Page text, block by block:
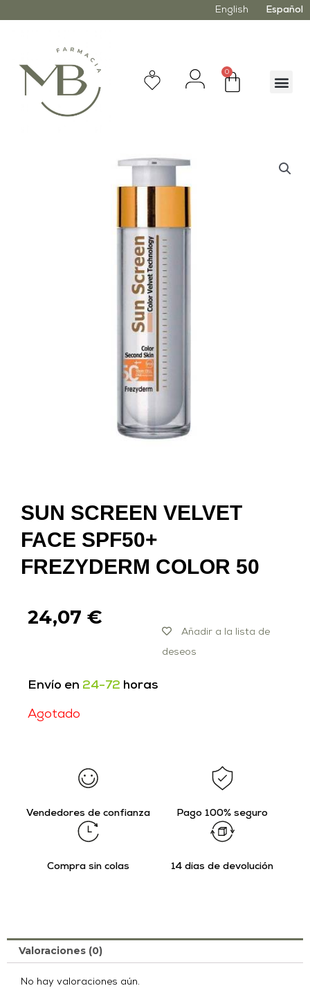
English Español
0
SUN SCREEN VELVET
FACE SPF50+
FREZYDERM COLOR 50
24,07 €
Añadir a la lista de
deseos
Envío en 24-72 horas
Agotado
Vendedores de confianza Pago 100% seguro
Compra sin colas 14 días de devolución
Valoraciones (0)
No hay valoraciones aún.